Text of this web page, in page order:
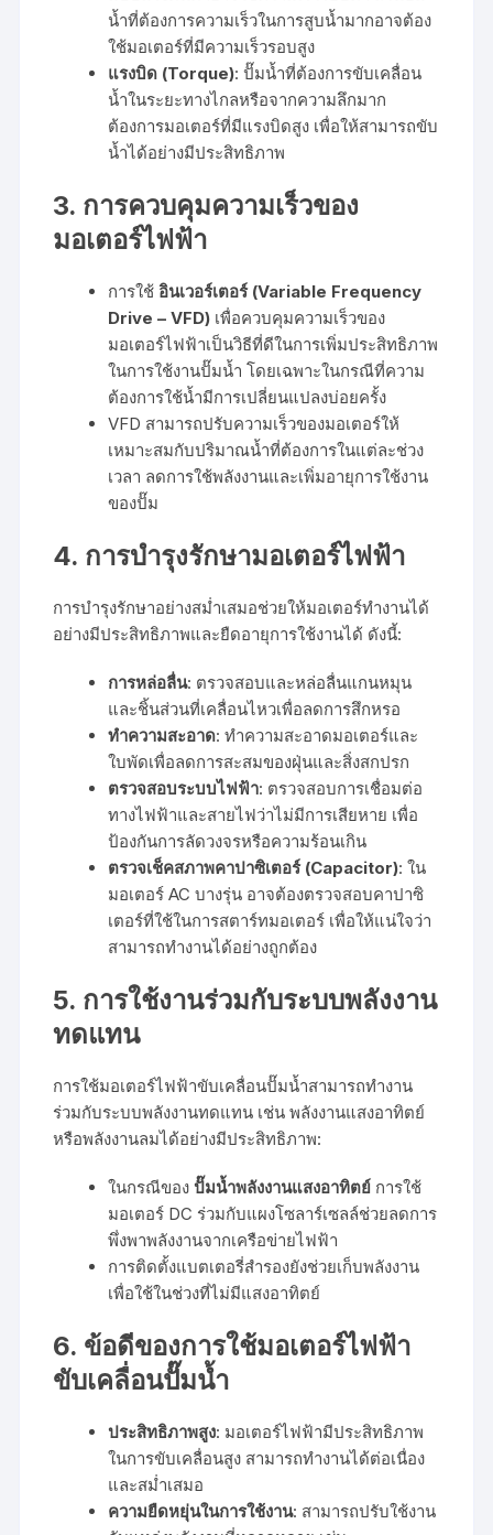
น้ำที่ต้องการความเร็วในการสูบน้ำมากอาจต้อง
ใช้มอเตอร์ที่มีความเร็วรอบสูง
แรงบิด (Torque): ปั๊มน้ำที่ต้องการขับเคลื่อน
น้ำในระยะทางไกลหรือจากความลึกมาก
ต้องการมอเตอร์ที่มีแรงบิดสูง เพื่อให้สามารถขับ
น้ำได้อย่างมีประสิทธิภาพ
3. การควบคุมความเร็วของ
มอเตอร์ไฟฟ้า
การใช้อินเวอร์เตอร์ (Variable Frequency
Drive – VFD) เพื่อควบคุมความเร็วของ
มอเตอร์ไฟฟ้าเป็นวิธีที่ดีในการเพิ่มประสิทธิภาพ
ในการใช้งานปั๊มน้ำ โดยเฉพาะในกรณีที่ความ
ต้องการใช้น้ำมีการเปลี่ยนแปลงบ่อยครั้ง
VFD สามารถปรับความเร็วของมอเตอร์ให้
เหมาะสมกับปริมาณน้ำที่ต้องการในแต่ละช่วง
เวลา ลดการใช้พลังงานและเพิ่มอายุการใช้งาน
ของปั๊ม
4. การบำรุงรักษามอเตอร์ไฟฟ้า
การบำรุงรักษาอย่างสม่ำเสมอช่วยให้มอเตอร์ทำงานได้
อย่างมีประสิทธิภาพและยืดอายุการใช้งานได้ ดังนี้:
การหล่อลื่น: ตรวจสอบและหล่อลื่นแกนหมุน
และชิ้นส่วนที่เคลื่อนไหวเพื่อลดการสึกหรอ
ทำความสะอาด: ทำความสะอาดมอเตอร์และ
ใบพัดเพื่อลดการสะสมของฝุ่นและสิ่งสกปรก
ตรวจสอบระบบไฟฟ้า: ตรวจสอบการเชื่อมต่อ
ทางไฟฟ้าและสายไฟว่าไม่มีการเสียหาย เพื่อ
ป้องกันการลัดวงจรหรือความร้อนเกิน
ตรวจเช็คสภาพคาปาซิเตอร์ (Capacitor): ใน
มอเตอร์ AC บางรุ่น อาจต้องตรวจสอบคาปาซิ
เตอร์ที่ใช้ในการสตาร์ทมอเตอร์ เพื่อให้แน่ใจว่า
สามารถทำงานได้อย่างถูกต้อง
5. การใช้งานร่วมกับระบบพลังงาน
ทดแทน
การใช้มอเตอร์ไฟฟ้าขับเคลื่อนปั๊มน้ำสามารถทำงาน
ร่วมกับระบบพลังงานทดแทน เช่น พลังงานแสงอาทิตย์
หรือพลังงานลมได้อย่างมีประสิทธิภาพ:
ในกรณีของปั๊มน้ำพลังงานแสงอาทิตย์ การใช้
มอเตอร์ DC ร่วมกับแผงโซลาร์เซลล์ช่วยลดการ
พึ่งพาพลังงานจากเครือข่ายไฟฟ้า
การติดตั้งแบตเตอรี่สำรองยังช่วยเก็บพลังงาน
เพื่อใช้ในช่วงที่ไม่มีแสงอาทิตย์
6. ข้อดีของการใช้มอเตอร์ไฟฟ้า
ขับเคลื่อนปั๊มน้ำ
ประสิทธิภาพสูง: มอเตอร์ไฟฟ้ามีประสิทธิภาพ
ในการขับเคลื่อนสูง สามารถทำงานได้ต่อเนื่อง
และสม่ำเสมอ
ความยืดหยุ่นในการใช้งาน: สามารถปรับใช้งาน